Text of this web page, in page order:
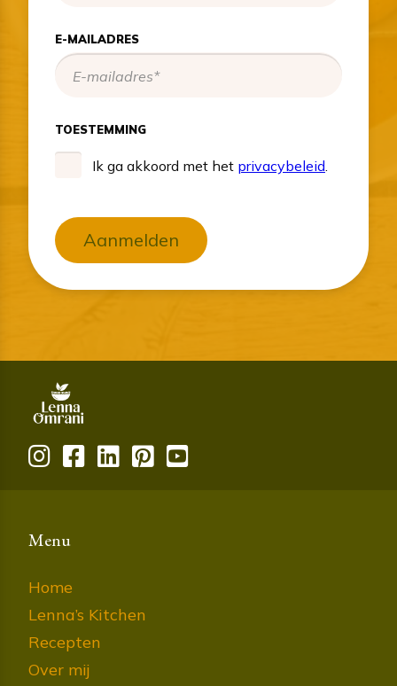
E-MAILADRES
TOESTEMMING
Ik ga akkoord met het privacybeleid.
Aanmelden
Menu
Home
Lenna’s Kitchen
Recepten
Over mij